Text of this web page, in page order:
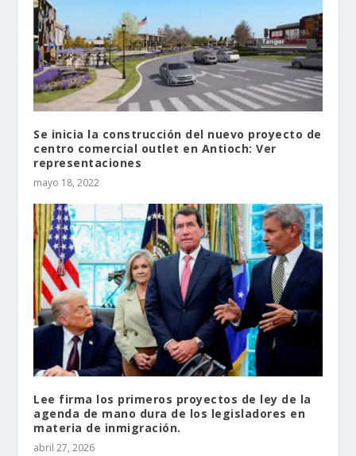
Se inicia la construcción del nuevo proyecto de
centro comercial outlet en Antioch: Ver
representaciones
mayo 18, 2022
Lee firma los primeros proyectos de ley de la
agenda de mano dura de los legisladores en
materia de inmigración.
abril 27, 2026